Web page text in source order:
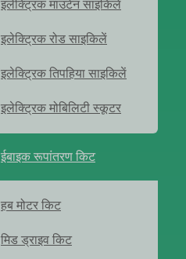
इलेक्ट्रिक माउंटेन साइकिलें
इलेक्ट्रिक रोड साइकिलें
इलेक्ट्रिक तिपहिया साइकिलें
इलेक्ट्रिक मोबिलिटी स्कूटर
ईबाइक रूपांतरण किट
हब मोटर किट
मिड ड्राइव किट